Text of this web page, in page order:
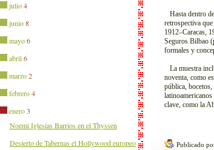
Hasta dentro
retrospectiva
1912–Caracas,
Seguros Bilbao
formales y
La muestra
noventa, como
pública,
clave, como la
Publicado
julio 4
junio 8
mayo 6
abril 6
marzo 2
febrero 4
enero 3
Noemi Iglesias Barrios en el Thyssen
Desierto de Tabernas el Hollywood europeo